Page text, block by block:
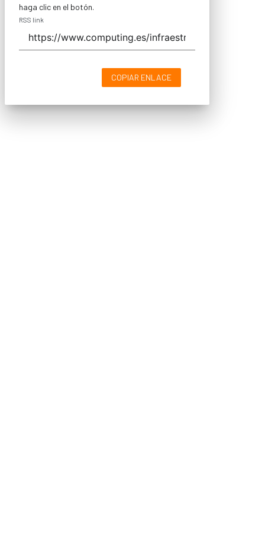
haga clic en el botón.
RSS link
COPIAR ENLACE